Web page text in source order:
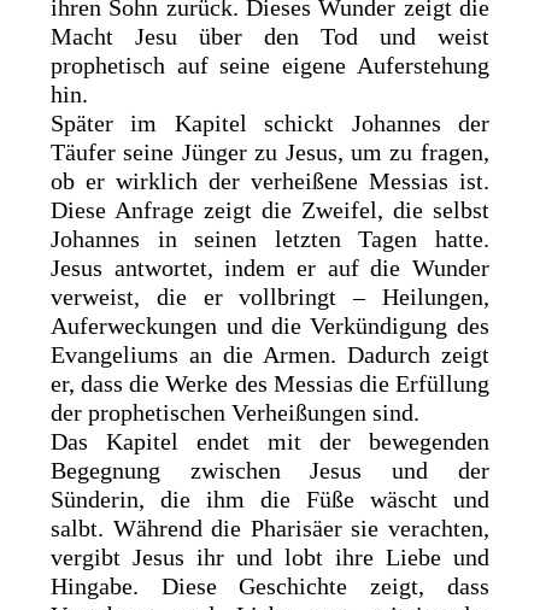
ihren Sohn zurück. Dieses Wunder zeigt die
Macht Jesu über den Tod und weist
prophetisch auf seine eigene Auferstehung
hin.
Später im Kapitel schickt Johannes der
Täufer seine Jünger zu Jesus, um zu fragen,
ob er wirklich der verheißene Messias ist.
Diese Anfrage zeigt die Zweifel, die selbst
Johannes in seinen letzten Tagen hatte.
Jesus antwortet, indem er auf die Wunder
verweist, die er vollbringt – Heilungen,
Auferweckungen und die Verkündigung des
Evangeliums an die Armen. Dadurch zeigt
er, dass die Werke des Messias die Erfüllung
der prophetischen Verheißungen sind.
Das Kapitel endet mit der bewegenden
Begegnung zwischen Jesus und der
Sünderin, die ihm die Füße wäscht und
salbt. Während die Pharisäer sie verachten,
vergibt Jesus ihr und lobt ihre Liebe und
Hingabe. Diese Geschichte zeigt, dass